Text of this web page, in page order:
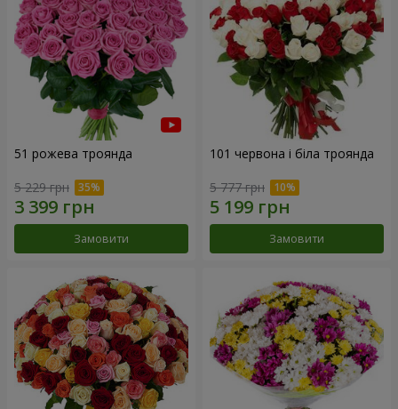
51 рожева троянда
5 229 грн
Замовити
101 червона і біла троянда
5 777 грн
Замовити